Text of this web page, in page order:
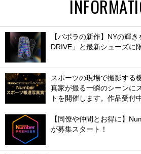
【バボラの新作】NYの輝
DRIVE」と最新シューズに
スポーツの現場で撮影する
真家が撮る一瞬のシーンに
トを開催します。作品受付
【同僚や仲間とお得に】
が募集スタート！